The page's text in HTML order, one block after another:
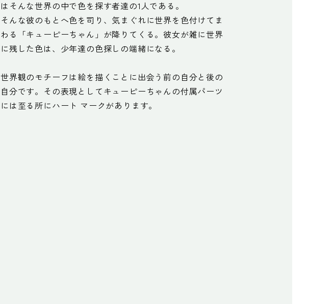
はそんな世界の中で色を探す者達の1人である。
そんな彼のもとへ色を司り、気まぐれに世界を色付けてま
わる「キューピーちゃん」が降りてくる。彼女が雑に世界
に残した色は、少年達の色探しの端緒になる。
世界観のモチーフは絵を描くことに出会う前の自分と後の
自分です。その表現としてキューピーちゃんの付属パーツ
には至る所にハート マークがあります。